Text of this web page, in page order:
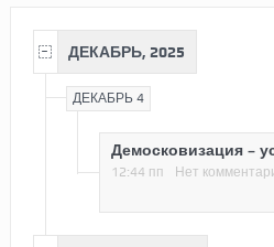
ДЕКАБРЬ, 2025
ДЕКАБРЬ 4
Демосковизация –
12:44 пп Нет